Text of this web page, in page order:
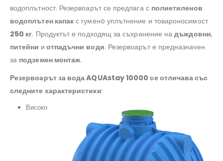
водоплътност. Резервоарът се предлага с полиетиленов
водоплътен капак с гуменo уплътнение и товароносимост
250 кг. Продуктът е подходящ за съхранение надъждовни,
питейни и отпадъчни води. Резервоарът е предназначен
за подземен монтаж.
Резервоарът за вода AQUAstay 10000 се отличава със
следните характеристики:
Високо